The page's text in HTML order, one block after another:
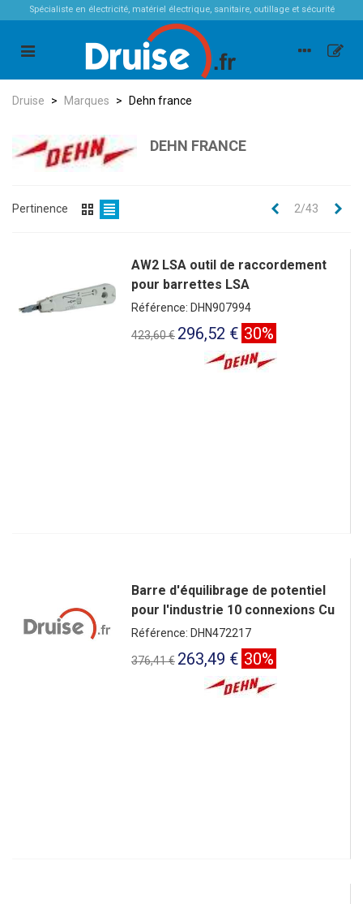
Spécialiste en électricité, matériel électrique, sanitaire, outillage et sécurité
Druise > Marques > Dehn france
DEHN FRANCE
Pertinence Précédent
2/43
AW2 LSA outil de raccordement
pour barrettes LSA
Référence: DHN907994
423,60 € 296,52 € 30%
Barre d'équilibrage de potentiel
pour l'industrie 10 connexions Cu
Référence: DHN472217
376,41 € 263,49 € 30%